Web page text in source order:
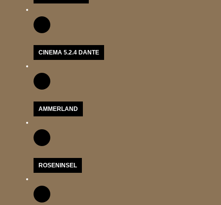
CINEMA 5.2.4 DANTE
AMMERLAND
ROSENINSEL